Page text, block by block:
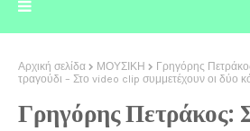
Αρχική σελίδα ΜΟΥΣΙΚΗ
Γρηγόρης
τραγούδι – Στο video clip συμμετέχουν οι δύο
Γρηγόρης Πετράκος: